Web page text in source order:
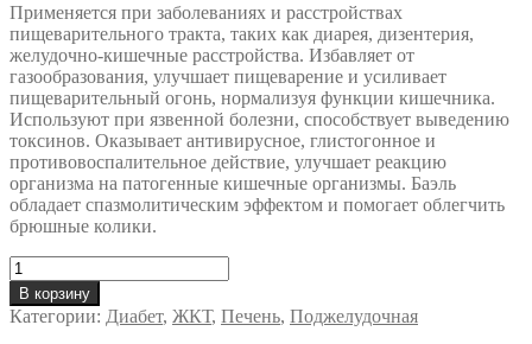
Применяется при заболеваниях и расстройствах
пищеварительного тракта, таких как диарея, дизентерия,
желудочно-кишечные расстройства. Избавляет от
газообразования, улучшает пищеварение и усиливает
пищеварительный огонь, нормализуя функции кишечника.
Используют при язвенной болезни, способствует выведению
токсинов. Оказывает антивирусное, глистогонное и
противовоспалительное действие, улучшает реакцию
организма на патогенные кишечные организмы. Баэль
обладает спазмолитическим эффектом и помогает облегчить
брюшные колики.
Количество
товара
Баэль
(Bael)
В корзину
Категории: Диабет, ЖКТ, Печень, Поджелудочная